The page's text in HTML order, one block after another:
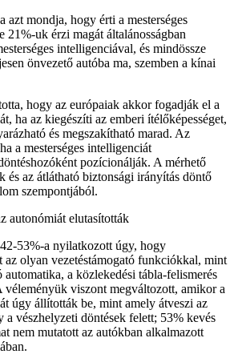
azt mondja, hogy érti a mesterséges
21%-uk érzi magát általánosságban
intelligenciával, és mindössze
önvezető autóba ma, szemben a kínai
hogy az európaiak akkor fogadják el a
ha az kiegészíti az emberi ítélőképességet,
és megszakítható marad. Az
a mesterséges intelligenciát
pozícionálják. A mérhető
és az átlátható biztonsági irányítás döntő
szempontjából.
autonómiát elutasították
53%-a nyilatkozott úgy, hogy
az olyan vezetéstámogató funkciókkal, mint
automatika, a közlekedési tábla-felismerés
véleményük viszont megváltozott, amikor a
úgy állították be, mint amely átveszi az
a vészhelyzeti döntések felett; 53% kevés
nem mutatott az autókban alkalmazott